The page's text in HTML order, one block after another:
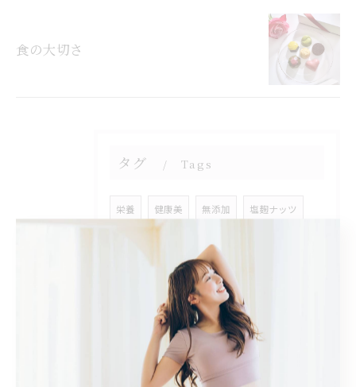
食の大切さ
タグ Tags
栄養 健康美 無添加 塩麹ナッツ
ローチョコレート 桜井市
リラクゼーション 不眠
脳活 基礎体温
インナービューティー リラックス